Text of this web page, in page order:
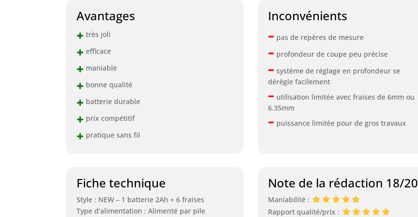
Avantages
+ très joli
+ efficace
+ maniable
+ bonne qualité
+ batterie durable
+ prix compétitif
+ pratique sans fil
Inconvénients
– pas de repères de mesure
– profondeur de coupe peu précise
– système de réglage en profondeur se
dérègle facilement
– utilisation limitée avec fraises de 6mm ou
6.35mm
– puissance limitée pour de gros travaux
Fiche technique
Style : NEW – 1 batterie 2Ah + 6 fraises
Type d’alimentation : Alimenté par pile
Note de la rédaction 18/20
Maniabilité :
Rapport qualité/prix :